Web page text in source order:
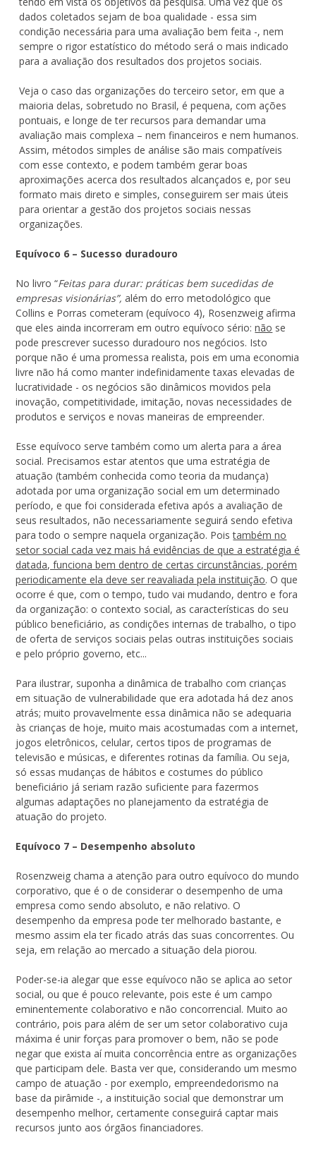
dados coletados sejam de boa qualidade - essa sim
condição necessária para uma avaliação bem feita -, nem
sempre o rigor estatístico do método será o mais indicado
para a avaliação dos resultados dos projetos sociais.
Veja o caso das organizações do terceiro setor, em que a
maioria delas, sobretudo no Brasil, é pequena, com ações
pontuais, e longe de ter recursos para demandar uma
avaliação mais complexa – nem financeiros e nem humanos.
Assim, métodos simples de análise são mais compatíveis
com esse contexto, e podem também gerar boas
aproximações acerca dos resultados alcançados e, por seu
formato mais direto e simples, conseguirem ser mais úteis
para orientar a gestão dos projetos sociais nessas
organizações.
Equívoco 6 – Sucesso duradouro
No livro “Feitas para durar: práticas bem sucedidas de
empresas visionárias”,além do erro metodológico que
Collins e Porras cometeram (equívoco 4), Rosenzweig afirma
que eles ainda incorreram em outro equívoco sério:não se
pode prescrever sucesso duradouro nos negócios. Isto
porque não é uma promessa realista, pois em uma economia
livre não há como manter indefinidamente taxas elevadas de
lucratividade - os negócios são dinâmicos movidos pela
inovação, competitividade, imitação, novas necessidades de
produtos e serviços e novas maneiras de empreender.
Esse equívoco serve também como um alerta para a área
social. Precisamos estar atentos que uma estratégia de
atuação (também conhecida como teoria da mudança)
adotada por uma organização social em um determinado
período, e que foi considerada efetiva após a avaliação de
seus resultados, não necessariamente seguirá sendo efetiva
para todo o sempre naquela organização. Poistambém no
setor social cada vez mais há evidências de que a estratégia é
datada, funciona bem dentro de certas circunstâncias, porém
periodicamente ela deve ser reavaliada pela instituição. O que
ocorre é que, com o tempo, tudo vai mudando, dentro e fora
da organização: o contexto social, as características do seu
público beneficiário, as condições internas de trabalho, o tipo
de oferta de serviços sociais pelas outras instituições sociais
e pelo próprio governo, etc...
Para ilustrar, suponha a dinâmica de trabalho com crianças
em situação de vulnerabilidade que era adotada há dez anos
atrás; muito provavelmente essa dinâmica não se adequaria
às crianças de hoje, muito mais acostumadas com a internet,
jogos eletrônicos, celular, certos tipos de programas de
televisão e músicas, e diferentes rotinas da família. Ou seja,
só essas mudanças de hábitos e costumes do público
beneficiário já seriam razão suficiente para fazermos
algumas adaptações no planejamento da estratégia de
atuação do projeto.
Equívoco 7 – Desempenho absoluto
Rosenzweig chama a atenção para outro equívoco do mundo
corporativo, que é o de considerar o desempenho de uma
empresa como sendo absoluto, e não relativo. O
desempenho da empresa pode ter melhorado bastante, e
mesmo assim ela ter ficado atrás das suas concorrentes. Ou
seja, em relação ao mercado a situação dela piorou.
Poder-se-ia alegar que esse equívoco não se aplica ao setor
social, ou que é pouco relevante, pois este é um campo
eminentemente colaborativo e não concorrencial. Muito ao
contrário, pois para além de ser um setor colaborativo cuja
máxima é unir forças para promover o bem, não se pode
negar que exista aí muita concorrência entre as organizações
que participam dele. Basta ver que, considerando um mesmo
campo de atuação - por exemplo, empreendedorismo na
base da pirâmide -, a instituição social que demonstrar um
desempenho melhor, certamente conseguirá captar mais
recursos junto aos órgãos financiadores.